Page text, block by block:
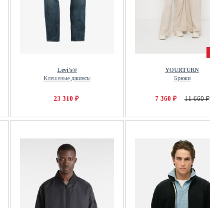
Levi's®
Клешеные джинсы
23 310 ₽
YOURTURN
Брюки
7 360 ₽ 11 660 ₽